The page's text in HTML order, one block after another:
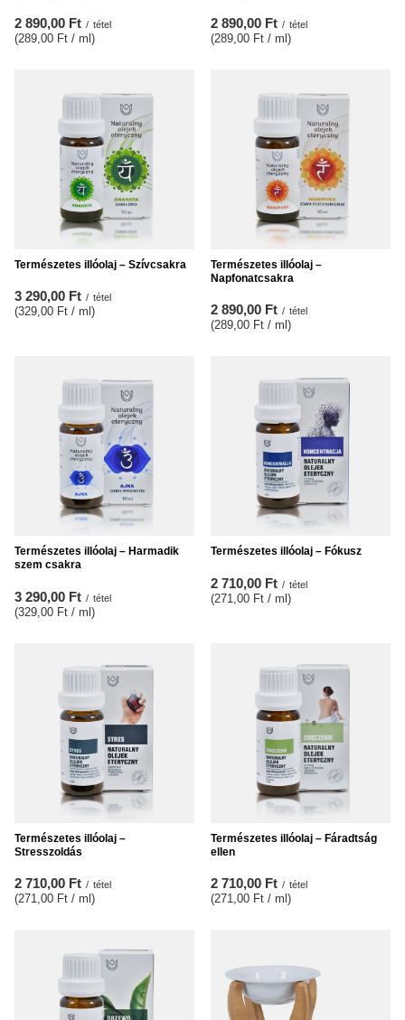
2 890,00 Ft / tétel
(289,00 Ft / ml)
2 890,00 Ft / tétel
(289,00 Ft / ml)
Természetes illóolaj – Szívcsakra
3 290,00 Ft / tétel
(329,00 Ft / ml )
Természetes illóolaj –
Napfonatcsakra
2 890,00 Ft / tétel
(289,00 Ft / ml )
Természetes illóolaj – Harmadik
szem csakra
3 290,00 Ft / tétel
(329,00 Ft / ml)
Természetes illóolaj – Fókusz
2 710,00 Ft / tétel
(271,00 Ft / ml)
Természetes illóolaj –
Stresszoldás
2 710,00 Ft / tétel
(271,00 Ft / ml )
Természetes illóolaj – Fáradtság
ellen
2 710,00 Ft / tétel
(271,00 Ft / ml )